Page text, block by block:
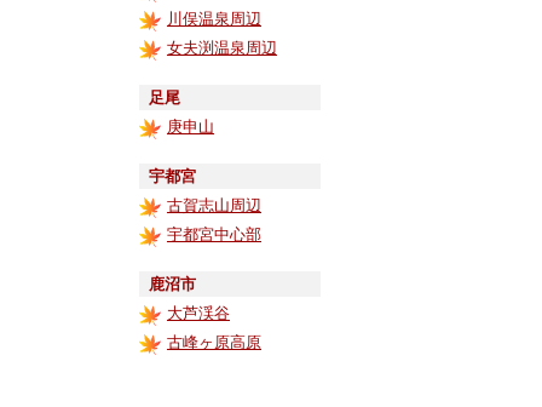
川俣温泉周辺
女夫渕温泉周辺
足尾
庚申山
宇都宮
古賀志山周辺
宇都宮中心部
鹿沼市
大芦渓谷
古峰ヶ原高原